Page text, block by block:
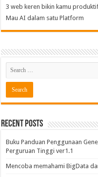
3 web keren bikin kamu
Mau AI dalam satu Platform
Recent Posts
Buku Panduan Penggunaan
Perguruan Tinggi ver1.1
Mencoba memahami BigData